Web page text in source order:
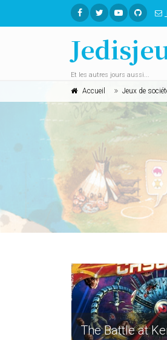
Et les autres jours aussi...
Accueil Jeux de
The Battle at